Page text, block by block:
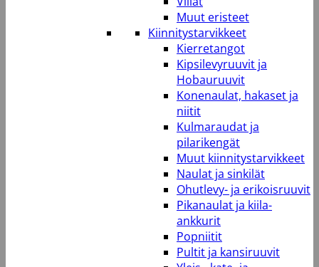
Muut eristeet
Kiinnitystarvikkeet
Kierretangot
Kipsilevyruuvit ja
Hobauruuvit
Konenaulat, hakaset ja
niitit
Kulmaraudat ja
pilarikengät
Muut kiinnitystarvikkeet
Naulat ja sinkilät
Ohutlevy- ja erikoisruuvit
Pikanaulat ja kiila-
ankkurit
Popniitit
Pultit ja kansiruuvit